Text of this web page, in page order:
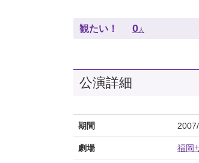
観たい！ 0 人
公演詳細
期間
劇場 福岡